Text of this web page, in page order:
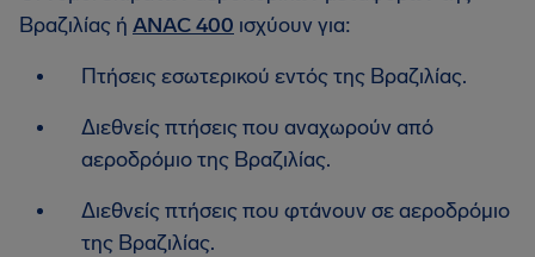
Βραζιλίας ή ANAC 400 ισχύουν για:
Πτήσεις εσωτερικού εντός της Βραζιλίας.
Διεθνείς πτήσεις που αναχωρούν από
αεροδρόμιο της Βραζιλίας.
Διεθνείς πτήσεις που φτάνουν σε αεροδρόμιο
της Βραζιλίας.